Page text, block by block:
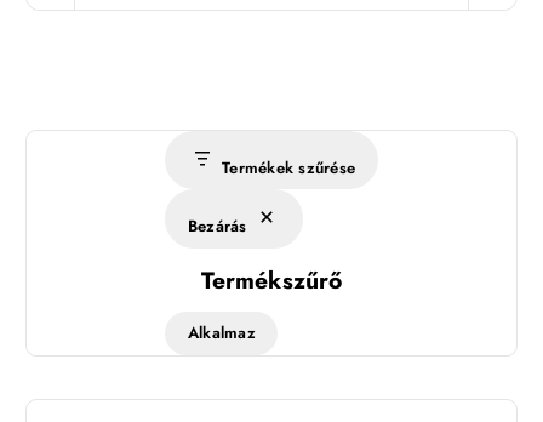
Termékek szűrése
Bezárás
Termékszűrő
Alkalmaz